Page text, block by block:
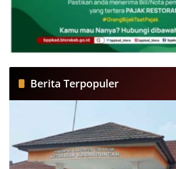
Berita Terpopuler